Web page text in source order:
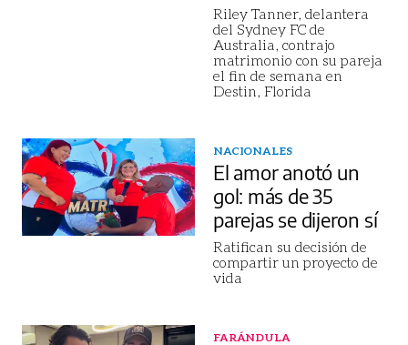
Riley Tanner, delantera
del Sydney FC de
Australia, contrajo
matrimonio con su pareja
el fin de semana en
Destin, Florida
NACIONALES
El amor anotó un
gol: más de 35
parejas se dijeron sí
Ratifican su decisión de
compartir un proyecto de
vida
FARÁNDULA